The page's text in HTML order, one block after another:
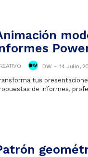
DW - 14 Julio,
tus
de informes,